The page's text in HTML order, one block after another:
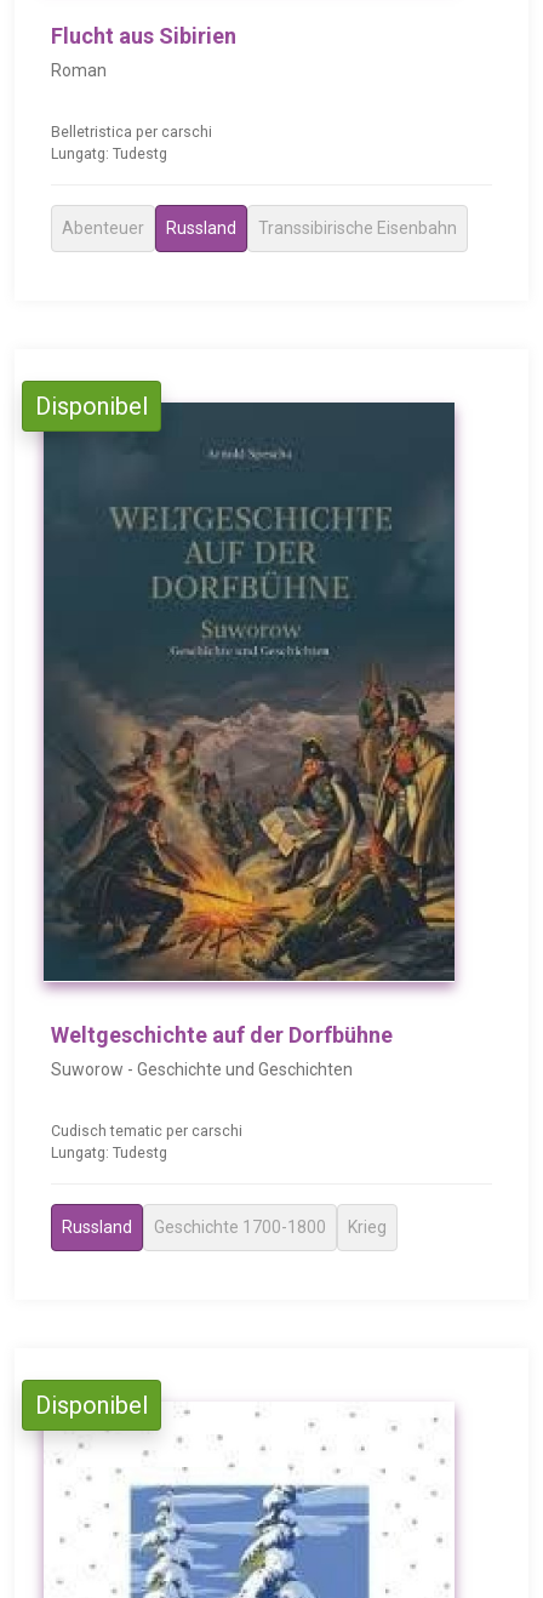
Flucht aus Sibirien
Roman
Belletristica per carschi
Lungatg: Tudestg
Abenteuer Russland Transsibirische Eisenbahn
Disponibel
Weltgeschichte auf der Dorfbühne
Suworow - Geschichte und Geschichten
Cudisch tematic per carschi
Lungatg: Tudestg
Russland Geschichte 1700-1800 Krieg
Disponibel